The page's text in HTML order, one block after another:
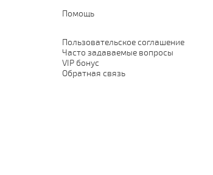
Помощь
Пользовательское соглашение
Часто задаваемые вопросы
VIP бонус
Обратная связь